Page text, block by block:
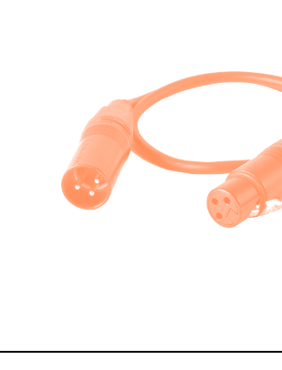
Zurück zum Seitenanfang